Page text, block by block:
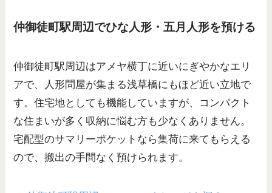
仲御徒町駅周辺でひな人形・五月人形を預ける
仲御徒町駅周辺はアメヤ横丁に近いにぎやかなエリ
アで、人形問屋が集まる浅草橋にもほど近い立地で
す。住宅地としても機能していますが、コンパクト
な住まいが多く収納に悩む方も少なくありません。
宅配型のサマリーポケットなら集荷に来てもらえる
ので、搬出の手間なく預けられます。